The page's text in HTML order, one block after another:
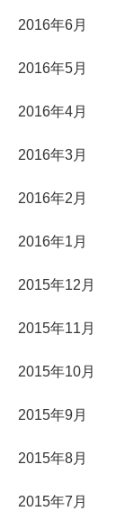
2016年6月
2016年5月
2016年4月
2016年3月
2016年2月
2016年1月
2015年12月
2015年11月
2015年10月
2015年9月
2015年8月
2015年7月